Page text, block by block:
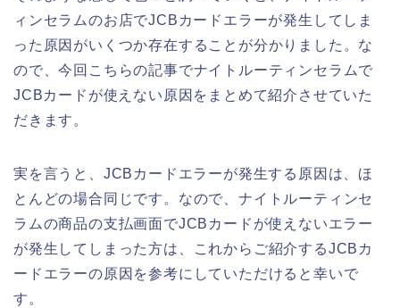
ィンセラムのお店でJCBカードエラーが発生してしま
った原因がいくつか存在することが分かりました。な
ので、今回こちらの記事でナイトルーティンセラムで
JCBカードが使えない原因をまとめて紹介させていた
だきます。
実を言うと、JCBカードエラーが発生する原因は、ほ
とんどの場合同じです。なので、ナイトルーティンセ
ラムの商品の支払画面でJCBカードが使えないエラー
が発生してしまった方は、これからご紹介するJCBカ
ードエラーの原因を参考にしていただけると幸いで
す。